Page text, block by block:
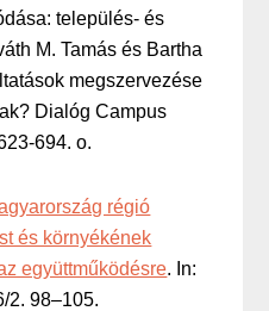
település- és
M. Tamás és Bartha
megszervezése
Dialóg Campus
694. o.
régió
és környékének
együttműködésre. In:
2. 98–105.